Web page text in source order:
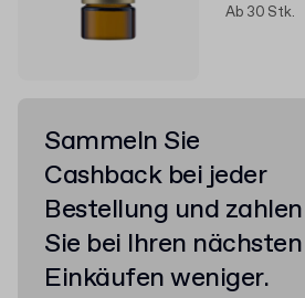
Ab 30 Stk.
Sammeln Sie
Cashback bei jeder
Bestellung und zahlen
Sie bei Ihren nächsten
Einkäufen weniger.